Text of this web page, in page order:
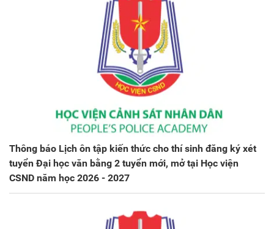
Thông báo Lịch ôn tập kiến thức cho thí sinh đăng ký xét
tuyển Đại học văn bằng 2 tuyển mới, mở tại Học viện
CSND năm học 2026 - 2027